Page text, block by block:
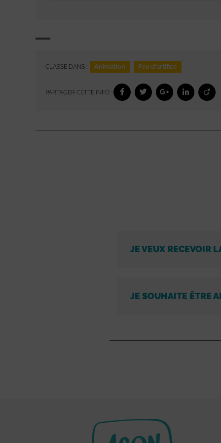
CLASSÉ DANS : Animation Feu d'artifice
PARTAGER CETTE INFO :
JE VEUX RECEVOIR
JE SOUHAITE ÊTRE